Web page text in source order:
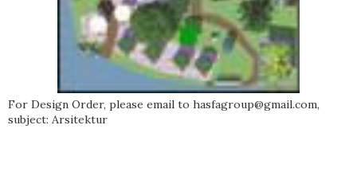
For Design Order, please email to hasfagroup@gmail.com,
subject: Arsitektur